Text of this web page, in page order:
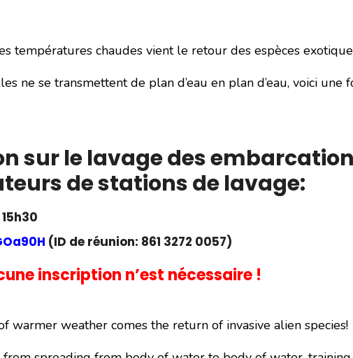
températures chaudes vient le retour des espèces
ne se transmettent de plan d’eau en plan d’eau, voici une
sur le lavage des
de stations de lavage:
(ID de réunion: 861 3272 0057)
inscription n’est nécessaire !
warmer weather comes the return of invasive alien species!